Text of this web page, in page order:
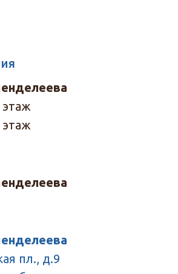
этаж
этаж
пл., д.9